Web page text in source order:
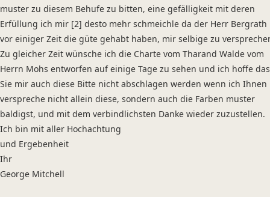
muster zu diesem Behufe zu bitten, eine gefälligkeit mit deren
Erfüllung ich mir [2] desto mehr schmeichle da der Herr Bergrath
vor einiger Zeit die güte gehabt haben, mir selbige zu
Zu gleicher Zeit wünsche ich die Charte vom Tharand Walde vom
Herrn Mohs entworfen auf einige Tage zu sehen und ich hoffe
Sie mir auch diese Bitte nicht abschlagen werden wenn ich Ihnen
verspreche nicht allein diese, sondern auch die Farben muster
baldigst, und mit dem verbindlichsten Danke wieder zuzustellen.
Ich bin mit aller Hochachtung
und Ergebenheit
Ihr
George Mitchell